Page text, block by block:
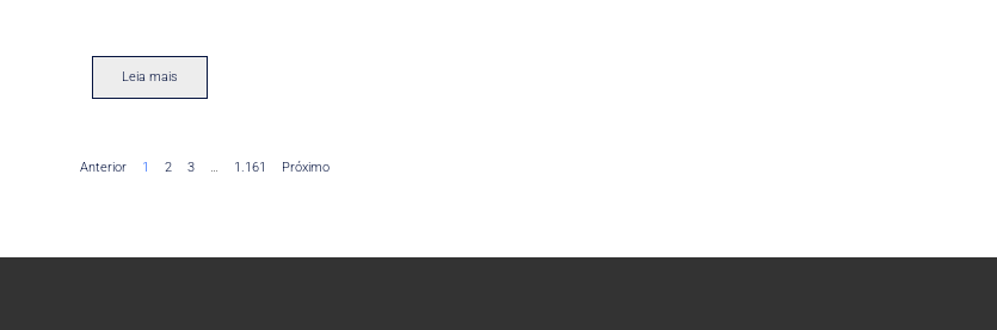
Leia mais
Anterior 1 2 3 … 1.161 Próximo